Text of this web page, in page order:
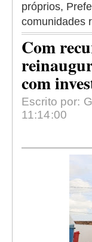
próprios,
comunidades
Com
com
Escrito por:
11:14:00